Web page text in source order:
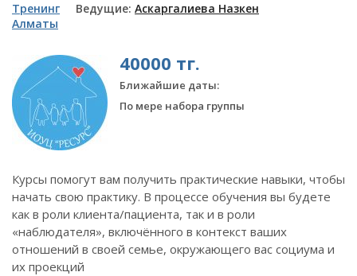
Тренинг
Алматы
Ведущие: Аскаргалиева Назкен
40000 тг.
Ближайшие даты:
По мере набора группы
Курсы помогут вам получить практические навыки, чтобы
начать свою практику. В процессе обучения вы будете
как в роли клиента/пациента, так и в роли
«наблюдателя», включённого в контекст ваших
отношений в своей семье, окружающего вас социума и
их проекций